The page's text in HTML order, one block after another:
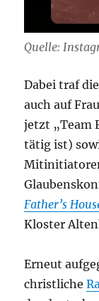
Quelle:
Dabei traf
auch auf
jetzt „Team
tätig ist)
Father’s
Kloster
Erneut
christliche